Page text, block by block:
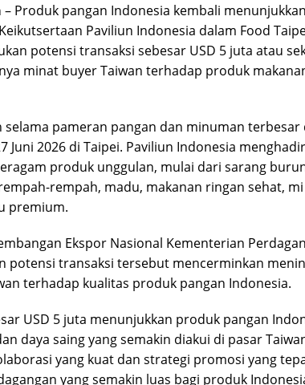
– Produk pangan Indonesia kembali
Paviliun Indonesia dalam Food
potensi transaksi sebesar USD 5 juta atau
minat buyer Taiwan terhadap produk
pameran pangan dan minuman terbesar
Juni 2026 di Taipei. Paviliun Indonesia
produk unggulan, mulai dari sarang
rempah, madu, makanan ringan sehat,
premium.
Ekspor Nasional Kementerian
potensi transaksi tersebut mencerminkan
terhadap kualitas produk pangan Indonesia.
USD 5 juta menunjukkan produk pangan
daya saing yang semakin diakui di pasar
yang kuat dan strategi promosi yang
yang semakin luas bagi produk